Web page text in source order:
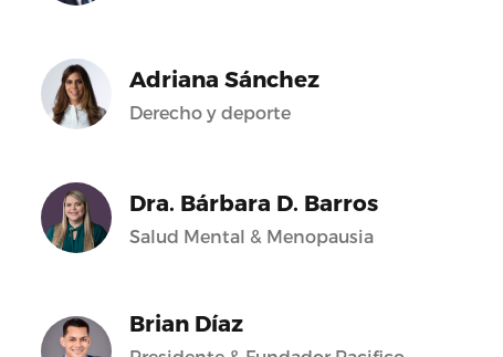
Adriana Sánchez
Derecho y deporte
Dra. Bárbara D. Barros
Salud Mental & Menopausia
Brian Díaz